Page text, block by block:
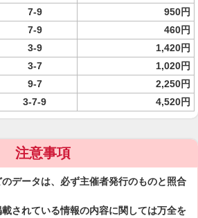
7-9 950円
7-9
460円
3-9
1,420円
3-7
1,020円
9-7
2,250円
3-7-9 4,520円
注意事項
データは、必ず主催者発行のものと照合
されている情報の内容に関しては万全を